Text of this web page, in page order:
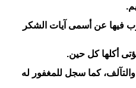
الدين الندوي، من جمهورية الهند، بين يدي الملك، كلمة باسم العلماء المشاركين في الدروس الحسنية الرمضانية لعام 1444 هـ، أعرب فيها عن أسمى آيات الشكر
أكلها كل حين.
كما سجل للمغفور له